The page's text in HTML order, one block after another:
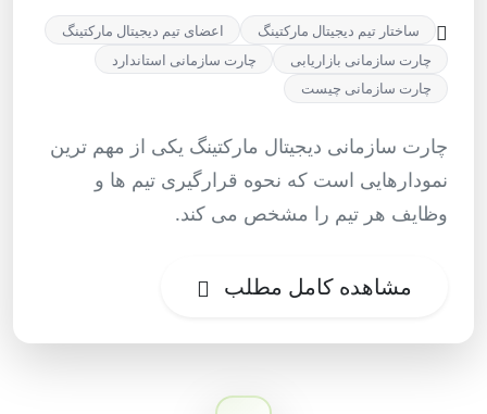
ساختار تیم دیجیتال مارکتینگ
اعضای تیم دیجیتال مارکتینگ
چارت سازمانی بازاریابی
چارت سازمانی استاندارد
چارت سازمانی چیست
چارت سازمانی دیجیتال مارکتینگ یکی از مهم ترین
نمودارهایی است که نحوه قرارگیری تیم ها و
وظایف هر تیم را مشخص می کند.
مشاهده کامل مطلب